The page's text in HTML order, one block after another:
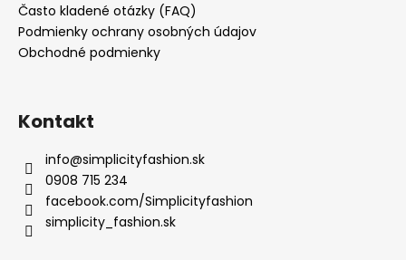
Často kladené otázky (FAQ)
Podmienky ochrany osobných údajov
Obchodné podmienky
Kontakt
info@simplicityfashion.sk
0908 715 234
facebook.com/Simplicityfashion
simplicity_fashion.sk